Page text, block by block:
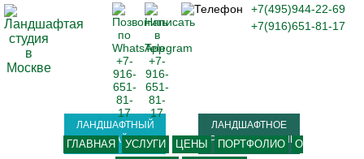
+7(495)944-22-69
+7(916)651-81-17
ГЛАВНАЯ УСЛУГИ ЦЕНЫ ПОРТФОЛИО
О
ЛАНДШАФТНЫЙ
ДИЗАЙН
ЛАНДШАФТНОЕ
ПРОЕКТИРОВАНИЕ